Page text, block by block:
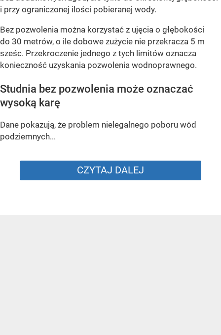
i przy ograniczonej ilości pobieranej wody.
Bez pozwolenia można korzystać z ujęcia o głębokości
do 30 metrów, o ile dobowe zużycie nie przekracza 5 m
sześc. Przekroczenie jednego z tych limitów oznacza
konieczność uzyskania pozwolenia wodnoprawnego.
Studnia bez pozwolenia może oznaczać
wysoką karę
Dane pokazują, że problem nielegalnego poboru wód
podziemnych...
CZYTAJ DALEJ